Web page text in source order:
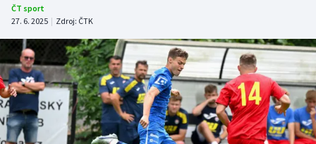
Atletika
Cyklistika
DALŠÍ SPORTY
Americký fotbal
NEPŘEHLÉDNĚTE
ČT sport
27. 6. 2025 | Zdroj: ČTK